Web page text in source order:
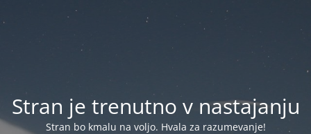
Stran je trenutno v nastajanju
Stran bo kmalu na voljo. Hvala za razumevanje!